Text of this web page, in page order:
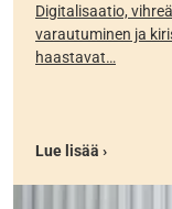
Digitalisaatio,
varautuminen ja
haastavat…
Lue lisää ›